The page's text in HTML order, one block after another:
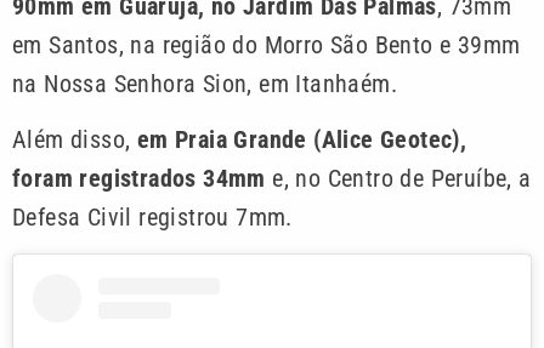
90mm em Guarujá, no Jardim Das Palmas, 73mm
em Santos, na região do Morro São Bento e 39mm
na Nossa Senhora Sion, em Itanhaém.
Além disso, em Praia Grande (Alice Geotec),
foram registrados 34mm e, no Centro de Peruíbe, a
Defesa Civil registrou 7mm.